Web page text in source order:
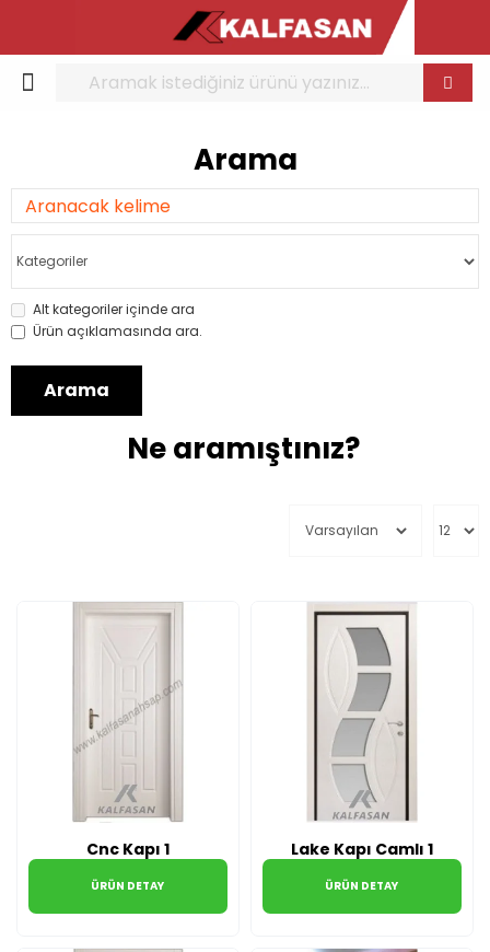
Arama
Alt kategoriler içinde ara
Ürün açıklamasında ara.
Arama
Ne aramıştınız?
Cnc Kapı 1
ÜRÜN DETAY
Lake Kapı Camlı 1
ÜRÜN DETAY